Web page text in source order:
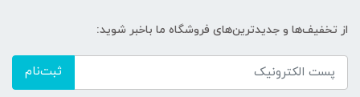
از تخفیف‌ها و جدیدترین‌های فروشگاه ما باخبر شوید:
ثبت‌نام